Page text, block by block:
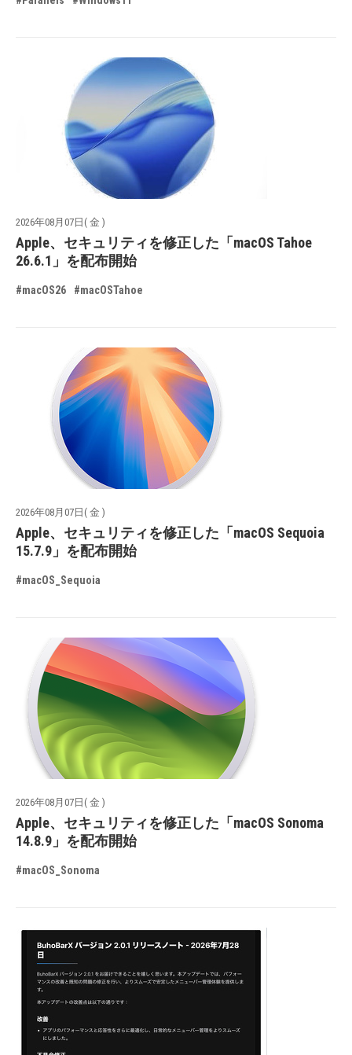
2026年08月07日( 金 )
Apple、セキュリティを修正した「macOS Tahoe
26.6.1」を配布開始
#macOS26 #macOSTahoe
2026年08月07日( 金 )
Apple、セキュリティを修正した「macOS Sequoia
15.7.9」を配布開始
#macOS_Sequoia
2026年08月07日( 金 )
Apple、セキュリティを修正した「macOS Sonoma
14.8.9」を配布開始
#macOS_Sonoma